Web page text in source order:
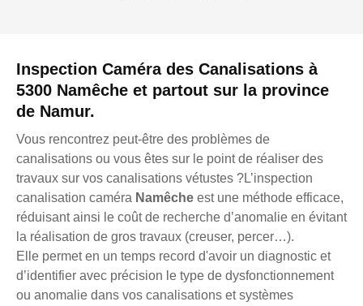
Inspection Caméra des Canalisations à
5300 Namêche et partout sur la province
de Namur.
Vous rencontrez peut-être des problèmes de
canalisations ou vous êtes sur le point de réaliser des
travaux sur vos canalisations vétustes ?L’inspection
canalisation caméra Namêche est une méthode efficace,
réduisant ainsi le coût de recherche d’anomalie en évitant
la réalisation de gros travaux (creuser, percer…).
Elle permet en un temps record d'avoir un diagnostic et
d’identifier avec précision le type de dysfonctionnement
ou anomalie dans vos canalisations et systèmes